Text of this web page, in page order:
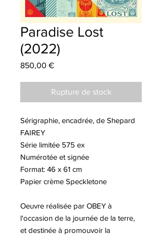
Paradise Lost
(2022)
850,00 €Prix
Rupture de stock
Sérigraphie, encadrée, de Shepard
FAIREY
Série limitée 575 ex
Numérotée et signée
Format: 46 x 61 cm
Papier crème Speckletone
Oeuvre réalisée par OBEY à
l'occasion de la journée de la terre,
et destinée à promouvoir la